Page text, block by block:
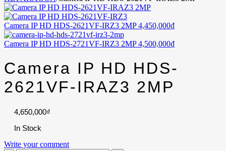
Camera IP HD HDS-2621VF-IRZ3 2MP 4,450,000₫
Camera IP HD HDS-2721VF-IRZ3 2MP 4,500,000₫
Camera IP HD HDS-
2621VF-IRAZ3 2MP
4,650,000₫
In Stock
Write your comment